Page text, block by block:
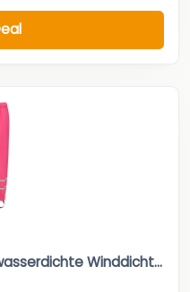
Winddicht...